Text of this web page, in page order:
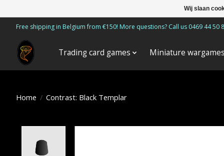
Free shipping in Belgium from €150! More questions? Call us 0469 44 50
Trading card games Miniature
Home / Contrast: Black Templar
Wij slaan